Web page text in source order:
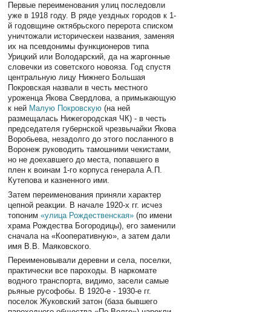
Первые переименования улиц последовли
уже в 1918 году. В ряде уездных городов к 1-
й годовщине октябрьского перерота списком
уничтожали историческеи названия, заменяя
их на псевдонимы функционеров типа
Урицкий или Володарский, да на жаргонные
словечки из советского новояза. Год спустя
центральную лицу Нижнего Большая
Покровская назвали в честь местного
уроженца Якова Свердлова, а примыкающую
к ней Малую Покровскую (на ней
размещалась Нижегородская ЧК) - в честь
председателя губернской чрезвычайки Якова
Воробьева, незадолго до этого посланного в
Воронеж руководить тамошними чекистами,
но не доехавшего до места, попавшего в
плен к воинам 1-го корпуса генерала А.П.
Кутепова и казненного ими.
Затем переименования приняли характер
цепной реакции. В начале 1920-х гг. исчез
топоним«улица Рождественская» (по имени
храма Рождества Богородицы), его заменили
сначала на «Кооперативную», а затем дали
имя В.В. Маяковского.
Переименовывали деревни и села, поселки,
практически все пароходы. В наркомате
водного транспорта, видимо, засели самые
рьяные русофобы. В 1920-е - 1930-е гг.
поселок Жуковский затон (база бывшего